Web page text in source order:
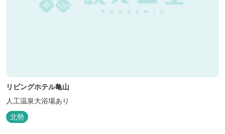
リビングホテル亀山
人工温泉大浴場あり
北勢